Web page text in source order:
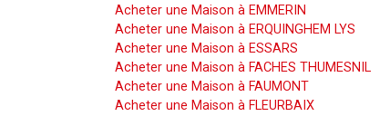
Acheter une Maison à EMMERIN
Acheter une Maison à ERQUINGHEM LYS
Acheter une Maison à ESSARS
Acheter une Maison à FACHES THUMESNIL
Acheter une Maison à FAUMONT
Acheter une Maison à FLEURBAIX